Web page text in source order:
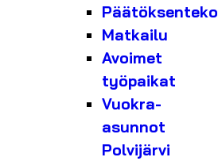
Päätöksenteko
Matkailu
Avoimet
työpaikat
Vuokra-
asunnot
Polvijärvi